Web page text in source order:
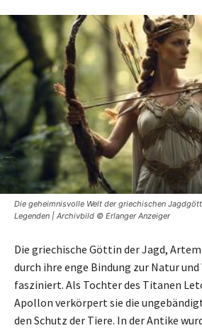
Die geheimnisvolle Welt der griechischen
Legenden | Archivbild © Erlanger Anzeiger
Die griechische Göttin der Jagd,
durch ihre enge Bindung zur Natur
fasziniert. Als Tochter des Titanen
Apollon verkörpert sie die
den Schutz der Tiere. In der Antike